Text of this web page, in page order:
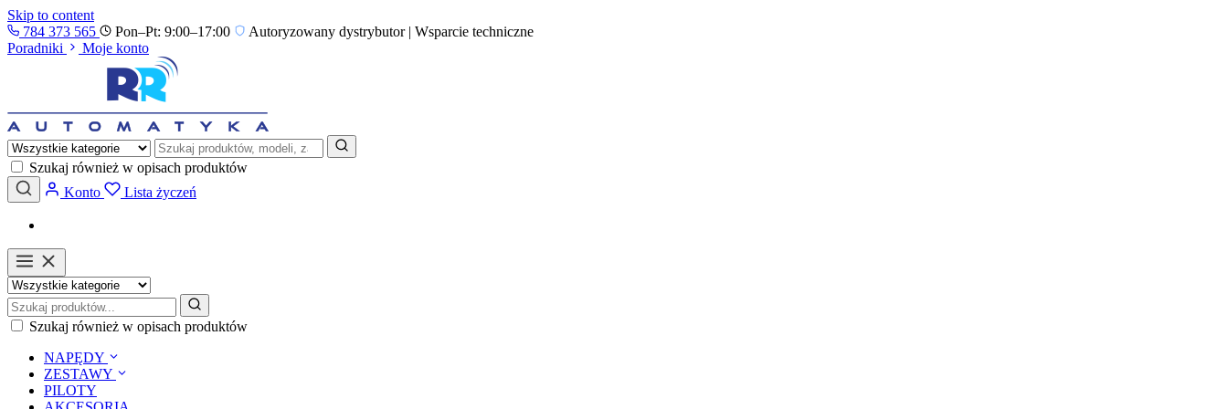
Skip to content
784 373 565
Pon–Pt: 9:00–17:00
Autoryzowany dystrybutor | Wsparcie techniczne
Poradniki
Moje konto
Szukaj również w opisach produktów
Konto
Lista życzeń
Szukaj również w opisach produktów
NAPĘDY
ZESTAWY
PILOTY